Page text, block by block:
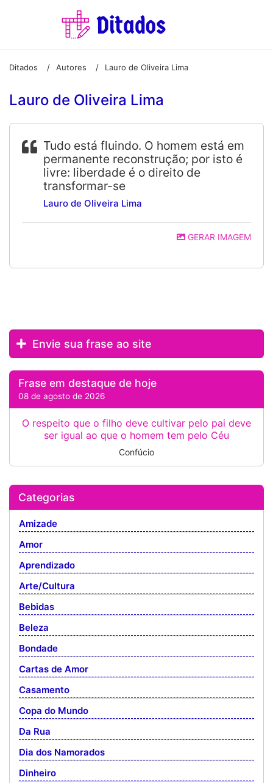
Ditados / Autores / Lauro de Oliveira Lima
Lauro de Oliveira Lima
Tudo está fluindo. O homem está em
permanente reconstrução; por isto é
livre: liberdade é o direito de
transformar-se
Lauro de Oliveira Lima
GERAR IMAGEM
Envie sua frase ao site
Frase em destaque de hoje
08 de agosto de 2026
O respeito que o filho deve cultivar pelo pai deve
ser igual ao que o homem tem pelo Céu
Confúcio
Categorias
Amizade
Amor
Aprendizado
Arte/Cultura
Bebidas
Beleza
Bondade
Cartas de Amor
Casamento
Copa do Mundo
Da Rua
Dia dos Namorados
Dinheiro